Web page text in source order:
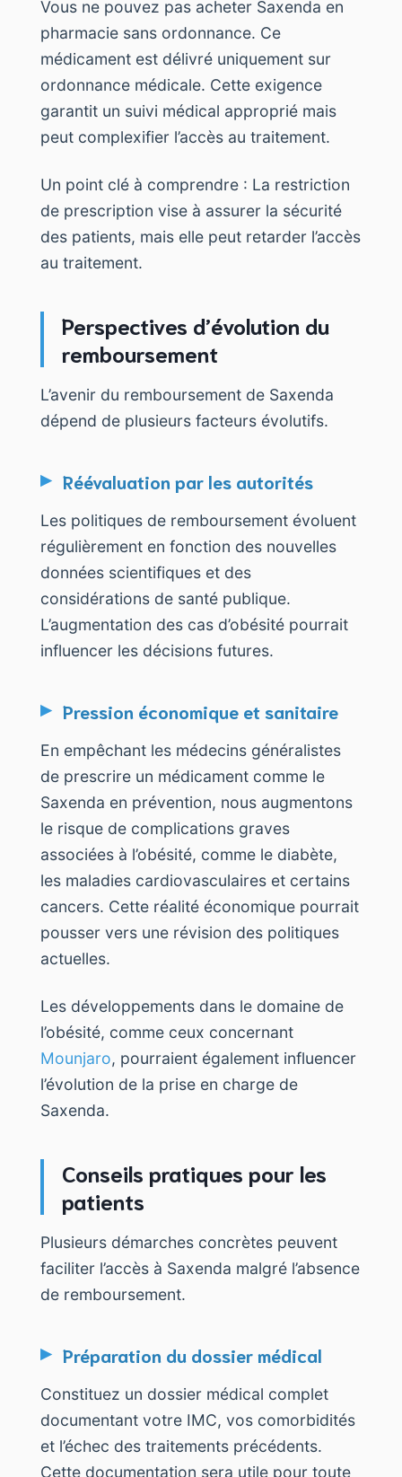
Vous ne pouvez pas acheter Saxenda en
pharmacie sans ordonnance. Ce
médicament est délivré uniquement sur
ordonnance médicale. Cette exigence
garantit un suivi médical approprié mais
peut complexifier l’accès au traitement.
Un point clé à comprendre : La restriction
de prescription vise à assurer la sécurité
des patients, mais elle peut retarder l’accès
au traitement.
Perspectives d’évolution du
remboursement
L’avenir du remboursement de Saxenda
dépend de plusieurs facteurs évolutifs.
Réévaluation par les autorités
Les politiques de remboursement évoluent
régulièrement en fonction des nouvelles
données scientifiques et des
considérations de santé publique.
L’augmentation des cas d’obésité pourrait
influencer les décisions futures.
Pression économique et sanitaire
En empêchant les médecins généralistes
de prescrire un médicament comme le
Saxenda en prévention, nous augmentons
le risque de complications graves
associées à l’obésité, comme le diabète,
les maladies cardiovasculaires et certains
cancers. Cette réalité économique pourrait
pousser vers une révision des politiques
actuelles.
Les développements dans le domaine de
l’obésité, comme ceux concernant
Mounjaro, pourraient également influencer
l’évolution de la prise en charge de
Saxenda.
Conseils pratiques pour les
patients
Plusieurs démarches concrètes peuvent
faciliter l’accès à Saxenda malgré l’absence
de remboursement.
Préparation du dossier médical
Constituez un dossier médical complet
documentant votre IMC, vos comorbidités
et l’échec des traitements précédents.
Cette documentation sera utile pour toute